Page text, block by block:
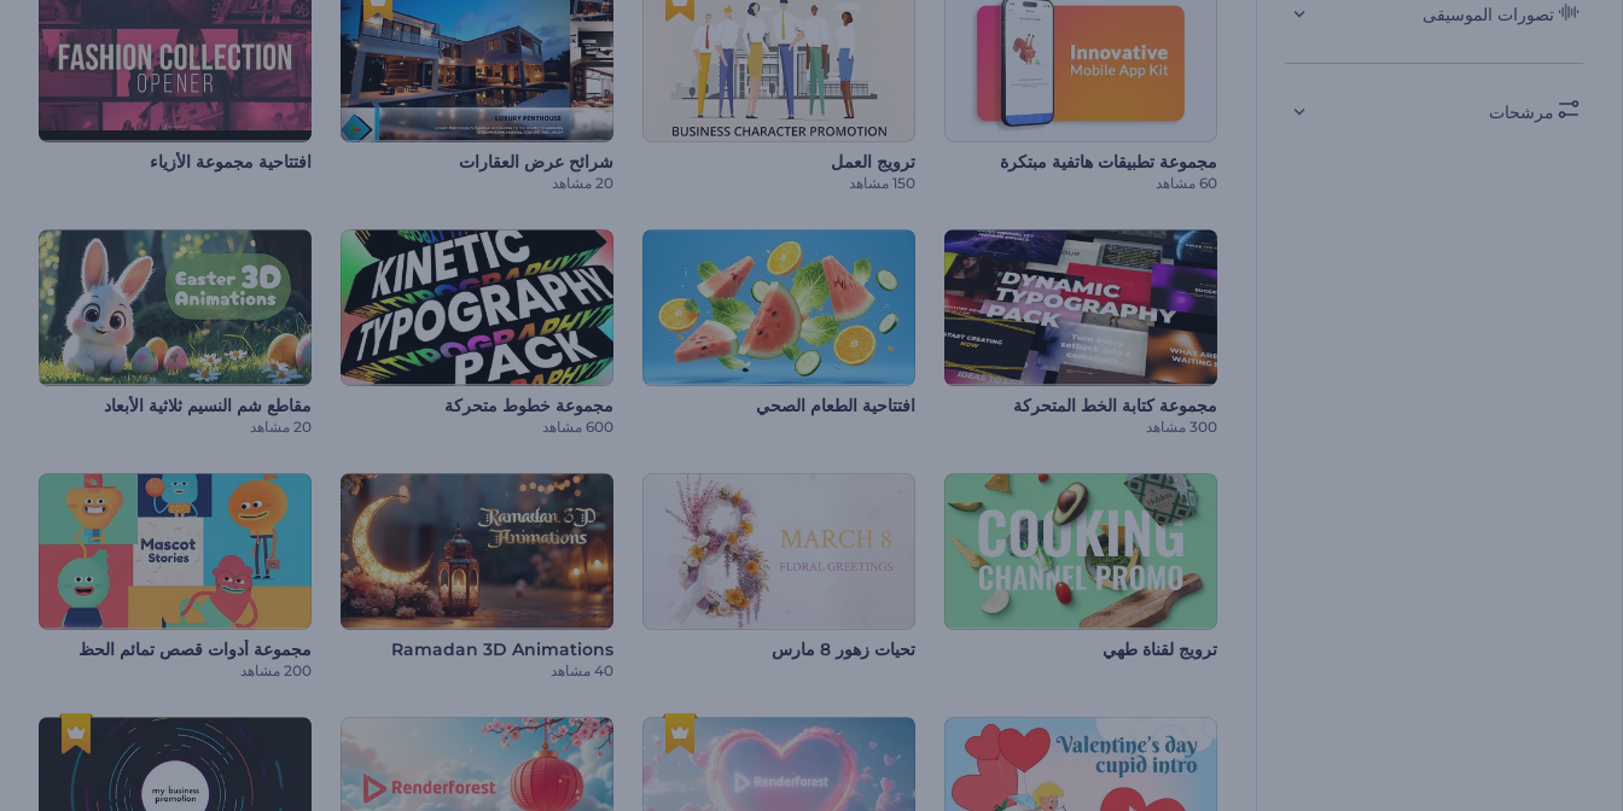
تصورات الموسيقى
مرشحات
مجموعة تطبيقات هاتفية مبتكرة
60 مشاهد
ترويج العمل
150 مشاهد
شرائح عرض العقارات
20 مشاهد
افتتاحية مجموعة الأزياء
مجموعة كتابة الخط المتحركة
300 مشاهد
افتتاحية الطعام الصحي مجموعة خطوط متحركة
600 مشاهد
مقاطع شم النسيم ثلاثية الأبعاد
20 مشاهد
ترويج لقناة طهي تحيات زهور 8 مارس Ramadan 3D Animations
40 مشاهد
مجموعة أدوات قصص تمائم الحظ
200 مشاهد